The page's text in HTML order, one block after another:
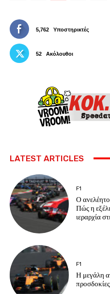
5,762 Υποστηρικτές
52 Ακόλουθοι
LATEST ARTICLES
F1
Ο
Πώς η
ιεραρχία
F1
Η μεγάλη